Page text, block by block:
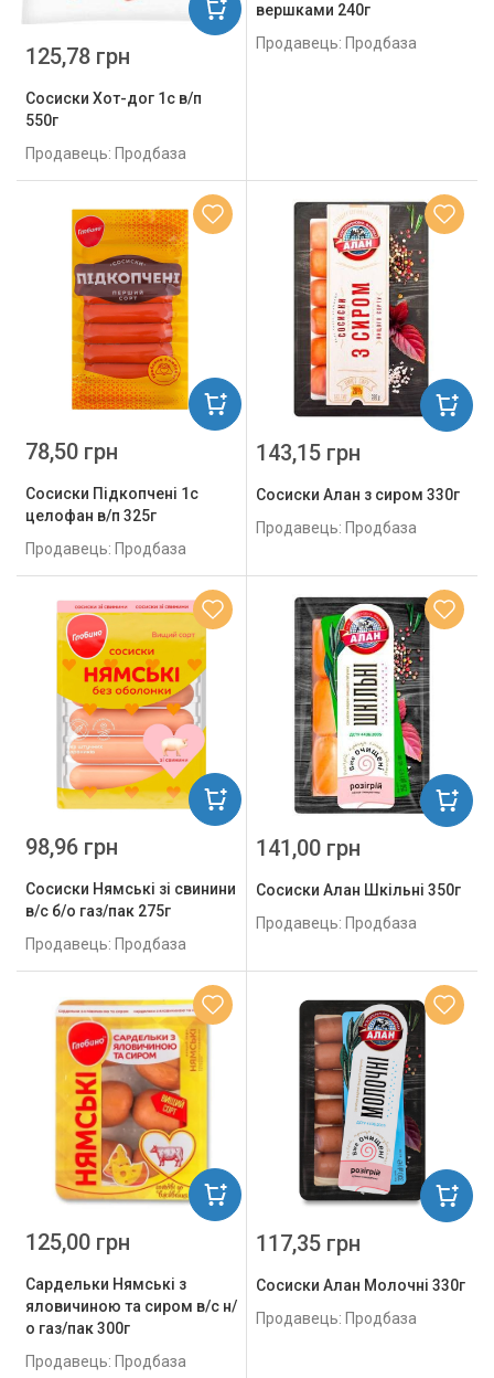
Сосиски Хот-дог 1с в/п
550г
Продавець: Продбаза
125,78 грн
вершками 240г
Продавець: Продбаза
Сосиски Підкопчені 1с
целофан в/п 325г
Продавець: Продбаза
78,50 грн
Сосиски Алан з сиром 330г
Продавець: Продбаза
143,15 грн
Сосиски Нямські зі свинини
в/с б/о газ/пак 275г
Продавець: Продбаза
98,96 грн
Сосиски Алан Шкільні 350г
Продавець: Продбаза
141,00 грн
Сардельки Нямські з
яловичиною та сиром в/с н/
о газ/пак 300г
Продавець: Продбаза
125,00 грн
Сосиски Алан Молочні 330г
Продавець: Продбаза
117,35 грн